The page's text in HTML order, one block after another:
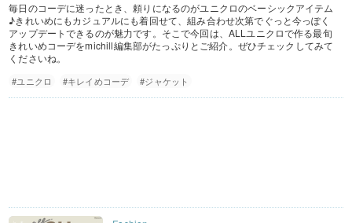
毎日のコーデに迷ったとき、頼りになるのがユニクロのベーシックアイテム
♪きれいめにもカジュアルにも着回せて、組み合わせ次第でぐっと今っぽく
アップデートできるのが魅力です。そこで今回は、ALLユニクロで作る最旬
きれいめコーデをmichill編集部がたっぷりとご紹介。ぜひチェックしてみて
くださいね。
#ユニクロ #キレイめコーデ #ジャケット